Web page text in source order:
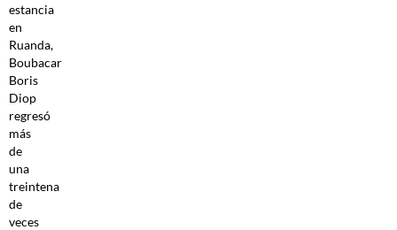
estancia
en
Ruanda,
Boubacar
Boris
Diop
regresó
más
de
una
treintena
de
veces